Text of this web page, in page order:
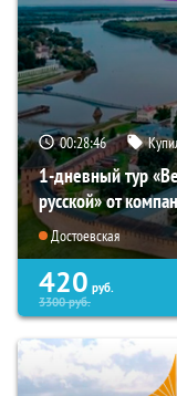
00:28:45
1-дневный тур
русской» от
Достоевская
420 руб.
3300руб.